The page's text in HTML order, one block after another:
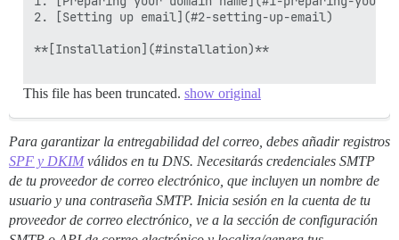
2. [Setting up email](#2-setting-up-email)
**[Installation](#installation)**
This file has been truncated. show original
Para garantizar la entregabilidad del correo, debes añadir registros
SPF y DKIMválidos en tu DNS. Necesitarás credenciales SMTP
de tu proveedor de correo electrónico, que incluyen un nombre de
usuario y una contraseña SMTP. Inicia sesión en la cuenta de tu
proveedor de correo electrónico, ve a la sección de configuración